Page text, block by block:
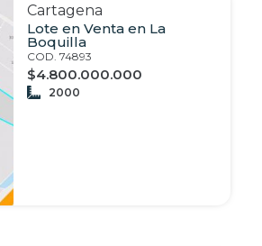
Cartagena
Lote en Venta en La
Boquilla
COD. 74893
$4.800.000.000
2000